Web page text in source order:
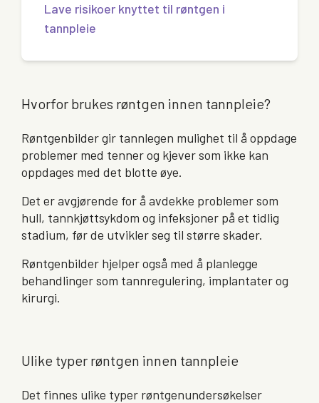
Hvorfor brukes røntgen innen tannpleie?
Røntgenbilder gir tannlegen mulighet til å oppdage
problemer med tenner og kjever som ikke kan
oppdages med det blotte øye.
Det er avgjørende for å avdekke problemer som
hull, tannkjøttsykdom og infeksjoner på et tidlig
stadium, før de utvikler seg til større skader.
Røntgenbilder hjelper også med å planlegge
behandlinger som tannregulering, implantater og
kirurgi.
Ulike typer røntgen innen tannpleie
Det finnes ulike typer røntgenundersøkelser
Lave risikoer knyttet til røntgen i
tannpleie